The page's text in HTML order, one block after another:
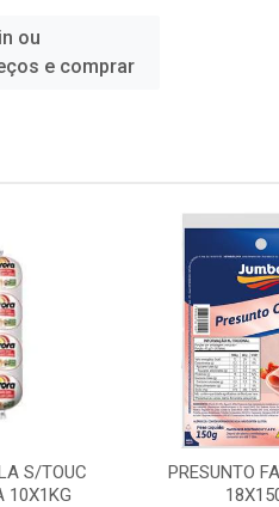
ou
e comprar
S/TOUC
10X1KG
PRESUNTO